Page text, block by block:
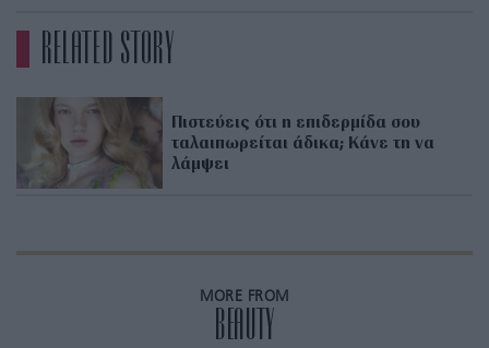
RELATED STORY
Πιστεύεις ότι η επιδερμίδα σου
ταλαιπωρείται άδικα; Κάνε τη να
λάμψει
MORE FROM
BEAUTY